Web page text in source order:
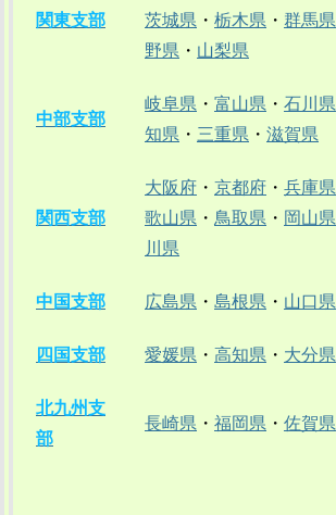
関東支部
茨城県 ・ 栃木県 ・ 群馬県
野県 ・ 山梨県
中部支部
岐阜県 ・ 富山県 ・ 石川県
知県 ・ 三重県 ・ 滋賀県
関西支部
大阪府 ・ 京都府 ・ 兵庫県
歌山県 ・ 鳥取県 ・ 岡山県
川県
中国支部 広島県 ・ 島根県 ・ 山口県
四国支部 愛媛県 ・ 高知県 ・ 大分県
北九州支
部
長崎県 ・ 福岡県 ・ 佐賀県